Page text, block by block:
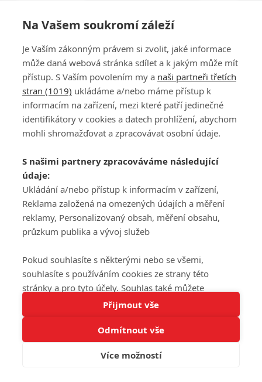
Tato stránka používá soubory cookies.
Rozumím
Na Vašem soukromí záleží
Je Vaším zákonným právem si zvolit, jaké informace
může daná webová stránka sdílet a k jakým může mít
přístup. S Vaším povolením my a naši partneři třetích
stran (1019) ukládáme a/nebo máme přístup k
informacím na zařízení, mezi které patří jedinečné
identifikátory v cookies a datech prohlížení, abychom
mohli shromažďovat a zpracovávat osobní údaje.
S našimi partnery zpracováváme následující
údaje:
Ukládání a/nebo přístup k informacím v zařízení,
Reklama založená na omezených údajích a měření
reklamy, Personalizovaný obsah, měření obsahu,
průzkum publika a vývoj služeb
Pokud souhlasíte s některými nebo se všemi,
souhlasíte s používáním cookies ze strany této
stránky a pro tyto účely. Souhlas také můžete
odmítnout, ale v takovém případě vám na stránce
nebudou k dispozici některé personalizované funkce.
Vaše volby souhlasu se budou vztahovat pouze na
tuto webovou stránku. Vaše nastavení a odvolání
souhlasu můžete kdykoli změnit na stránce s
Přijmout vše
Odmítnout vše
Více možností